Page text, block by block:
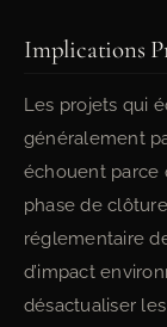
Implications
Les projets qui
généralement
échouent parce
phase de
réglementaire
d’impact
désactualiser